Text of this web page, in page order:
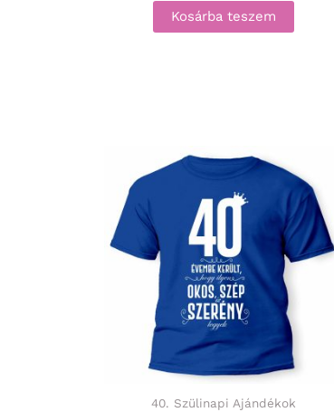
Kosárba teszem
40. Szülinapi Ajándékok